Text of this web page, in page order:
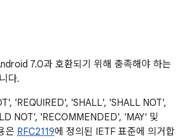
7.0과 호환되기 위해 충족해야 하는
다.
'REQUIRED', 'SHALL', 'SHALL NOT',
NOT', 'RECOMMENDED', 'MAY' 및
은 RFC2119에 정의된 IETF 표준에 의거합